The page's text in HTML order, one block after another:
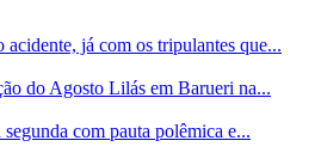
acidente, já com os tripulantes que...
do Agosto Lilás em Barueri na...
com pauta polêmica e...